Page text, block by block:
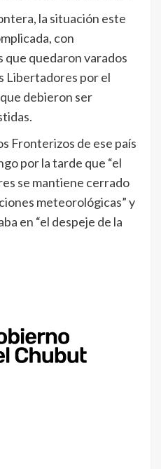
la situación este
con
quedaron varados
Libertadores por el
debieron ser
Fronterizos de ese país
por la tarde que “el
se mantiene cerrado
meteorológicas” y
en “el despeje de la